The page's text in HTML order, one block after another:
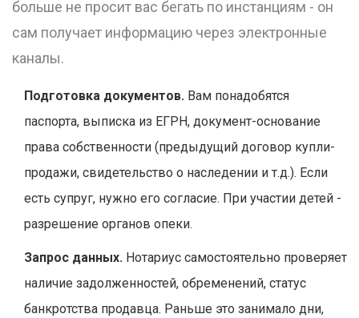
больше не просит вас бегать по инстанциям - он
сам получает информацию через электронные
каналы.
Подготовка документов. Вам понадобятся
паспорта, выписка из ЕГРН, документ-основание
права собственности (предыдущий договор купли-
продажи, свидетельство о наследении и т.д.). Если
есть супруг, нужно его согласие. При участии детей -
разрешение органов опеки.
Запрос данных. Нотариус самостоятельно проверяет
наличие задолженностей, обременений, статус
банкротства продавца. Раньше это занимало дни,